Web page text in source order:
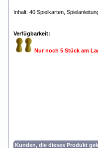
Inhalt: 40 Spielkarten,
Verfügbarkeit:
Nur noch 5 Stück am
Kunden, die dieses Produkt